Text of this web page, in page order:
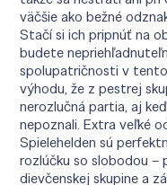
väčšie ako bežné
Stačí si ich pripnúť na
budete
spolupatričnosti v
výhodu, že z pestrej
nerozlučná partia, aj
nepoznali. Extra veľké
Spielehelden sú
rozlúčku so slobodou –
dievčenskej skupine a